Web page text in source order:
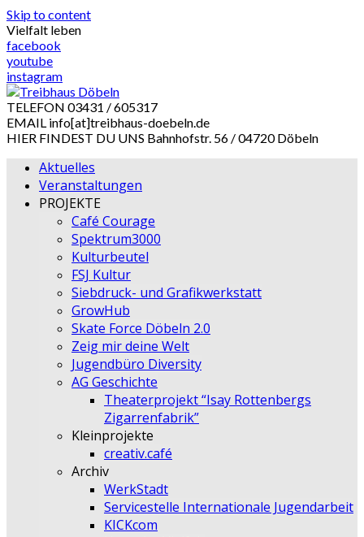
Skip to content
Vielfalt leben
facebook
youtube
instagram
TELEFON 03431 / 605317
EMAIL info[at]treibhaus-doebeln.de
HIER FINDEST DU UNS Bahnhofstr. 56 / 04720 Döbeln
Aktuelles
Veranstaltungen
PROJEKTE
Café Courage
Spektrum3000
Kulturbeutel
FSJ Kultur
Siebdruck- und Grafikwerkstatt
GrowHub
Skate Force Döbeln 2.0
Zeig mir deine Welt
Jugendbüro Diversity
AG Geschichte
Theaterprojekt “Isay Rottenbergs
Zigarrenfabrik”
Kleinprojekte
creativ.café
Archiv
WerkStadt
Servicestelle Internationale Jugendarbeit
KICKcom